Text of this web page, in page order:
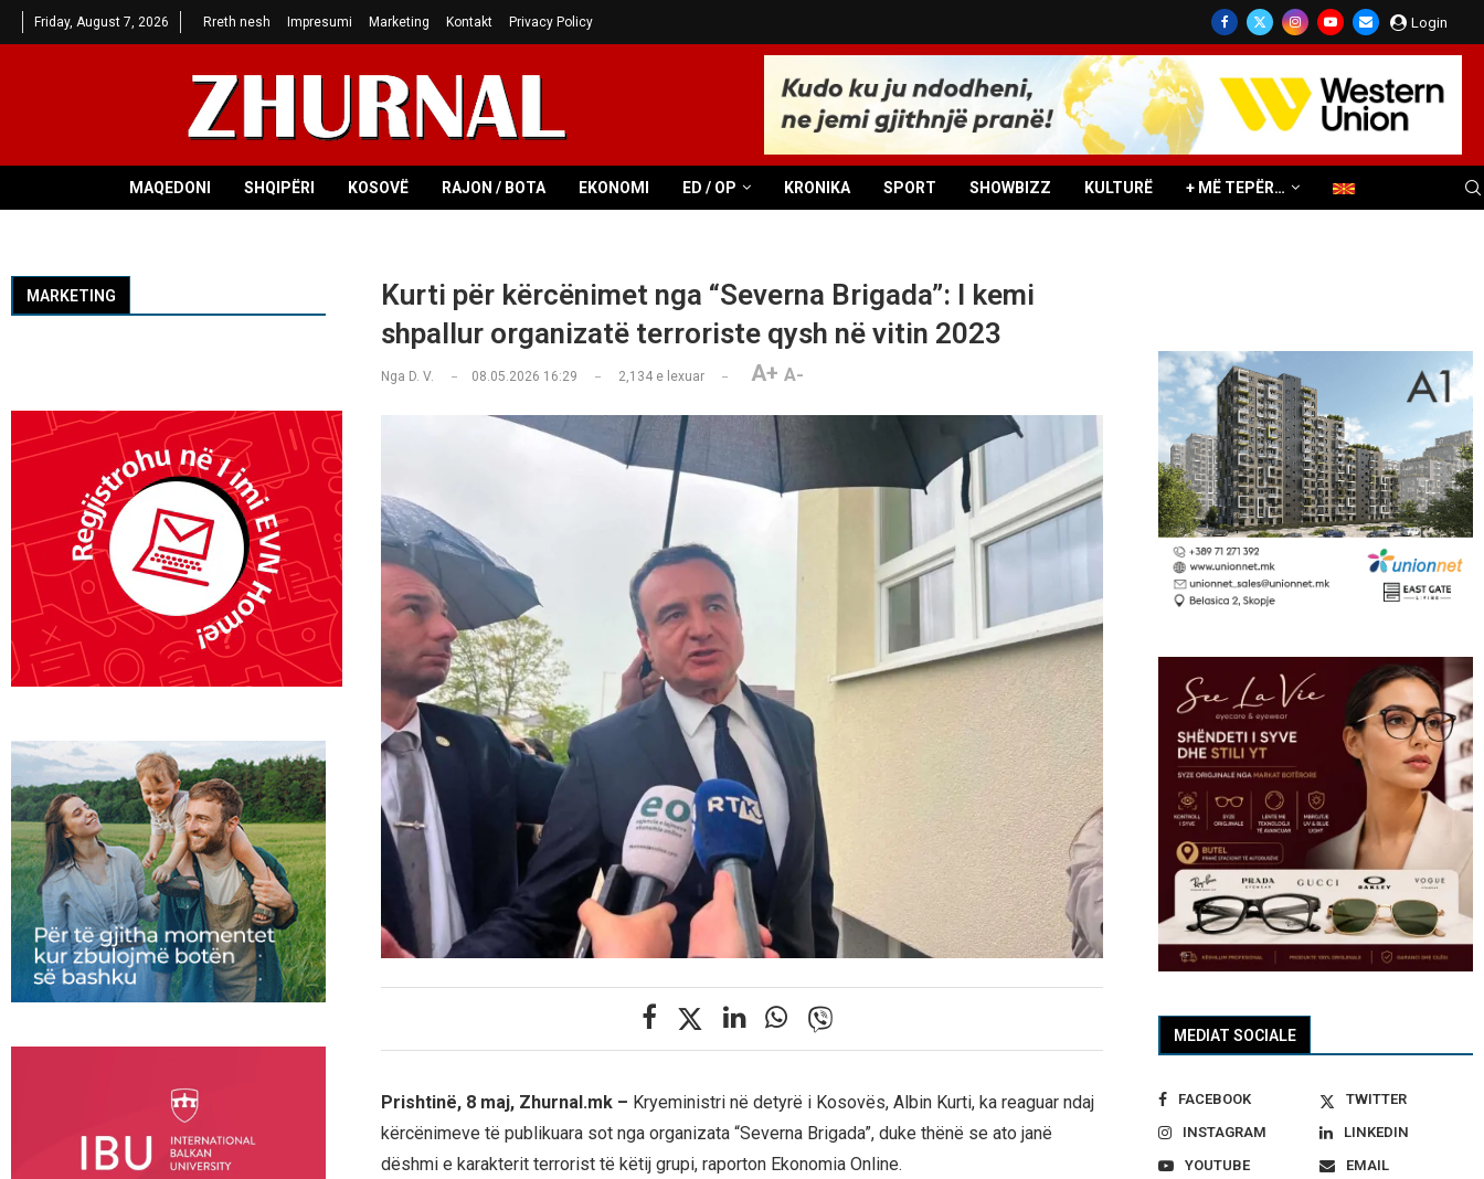
Friday, August 7, 2026 Rreth nesh Impresumi Marketing Kontakt Privacy Policy Login
MAQEDONI SHQIPËRI KOSOVË RAJON / BOTA EKONOMI ED / OP KRONIKA SPORT SHOWBIZZ KULTURË + MË TEPËR…
Kurti për kërcënimet nga “Severna Brigada”: I kemi
shpallur organizatë terroriste qysh në vitin 2023
Nga D. V. 08.05.2026 16:29 2,134e lexuar A+ A-
Prishtinë, 8 maj, Zhurnal.mk – Kryeministri në detyrë i Kosovës, Albin Kurti, ka reaguar ndaj
kërcënimeve të publikuara sot nga organizata “Severna Brigada”, duke thënë se ato janë
dëshmi e karakterit terrorist të këtij grupi, raporton Ekonomia Online.
MEDIAT SOCIALE
FACEBOOK
TWITTER
INSTAGRAM
LINKEDIN
YOUTUBE
EMAIL
MARKETING